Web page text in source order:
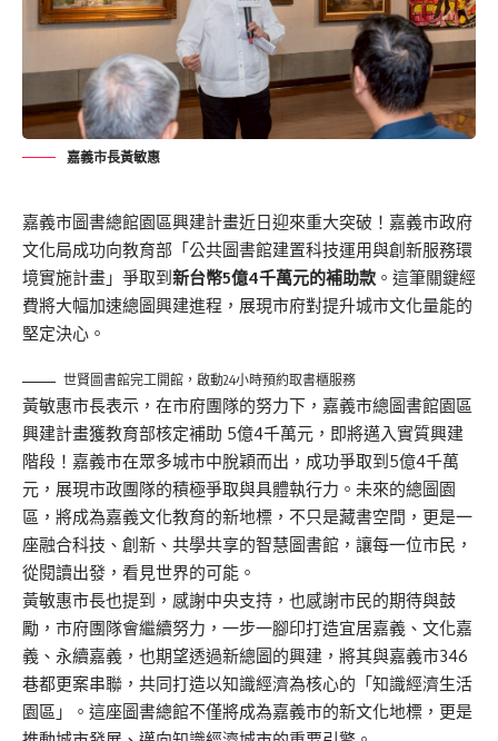
嘉義市長黃敏惠
嘉義市圖書總館園區興建計畫近日迎來重大突破！嘉義市政府
文化局成功向教育部「公共圖書館建置科技運用與創新服務環
境實施計畫」爭取到 新台幣5億4千萬元的補助款 。這筆關鍵經
費將大幅加速總圖興建進程，展現市府對提升城市文化量能的
堅定決心。
世賢圖書館完工開館，啟動24小時預約取書櫃服務
黃敏惠市長表示，在市府團隊的努力下，嘉義市總圖書館園區
興建計畫獲教育部核定補助 5億4千萬元，即將邁入實質興建
階段！嘉義市在眾多城市中脫穎而出，成功爭取到5億4千萬
元，展現市政團隊的積極爭取與具體執行力。未來的總圖園
區，將成為嘉義文化教育的新地標，不只是藏書空間，更是一
座融合科技、創新、共學共享的智慧圖書館，讓每一位市民，
從閱讀出發，看見世界的可能。
黃敏惠市長也提到，感謝中央支持，也感謝市民的期待與鼓
勵，市府團隊會繼續努力，一步一腳印打造宜居嘉義、文化嘉
義、永續嘉義，也期望透過新總圖的興建，將其與嘉義市346
巷都更案串聯，共同打造以知識經濟為核心的「知識經濟生活
園區」。這座圖書總館不僅將成為嘉義市的新文化地標，更是